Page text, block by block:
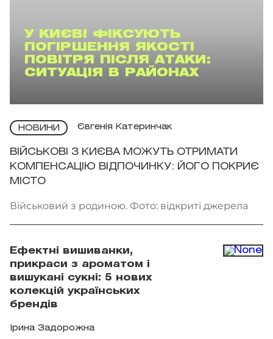
У КИЄВІ ФІКСУЮТЬ
ПОГІРШЕННЯ ЯКОСТІ
ПОВІТРЯ ПІСЛЯ АТАКИ:
СИТУАЦІЯ В РАЙОНАХ
НОВИНИ Євгенія Катеринчак
ВІЙСЬКОВІ З КИЄВА МОЖУТЬ ОТРИМАТИ
КОМПЕНСАЦІЮ ВІДПОЧИНКУ: ЙОГО ПОКРИЄ
МІСТО
Військовий з родиною. Фото: відкриті джерела
Ефектні вишиванки,
прикраси з ароматом і
вишукані сукні: 5 нових
колекцій українських
брендів
Ірина Задорожна